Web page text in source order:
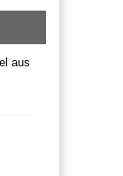
aus